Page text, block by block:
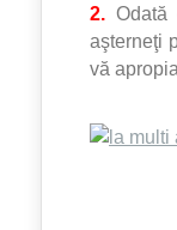
2.
aşterneţi
vă